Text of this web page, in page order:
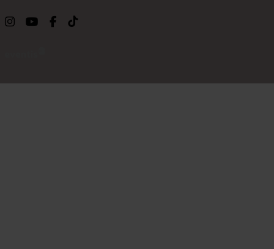
Link a instagram
Link a youtube
Link a facebook
Link a ticktok